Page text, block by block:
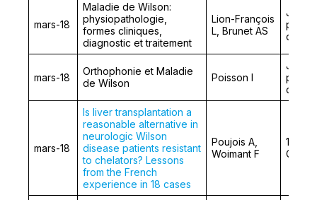
mars-18
Maladie de Wilson:
physiopathologie,
formes cliniques,
diagnostic et traitement
Lion-François
L, Brunet AS
de la
mars-18
Orthophonie et Maladie
de Wilson
Poisson I
de la
mars-18
Is liver transplantation a
reasonable alternative in
neurologic Wilson
disease patients resistant
to chelators? Lessons
from the French
experience in 18 cases
Poujois A,
Woimant F
12th